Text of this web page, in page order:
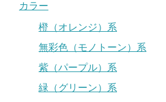
カラー
橙（オレンジ）系
無彩色（モノトーン）系
紫（パープル）系
緑（グリーン）系